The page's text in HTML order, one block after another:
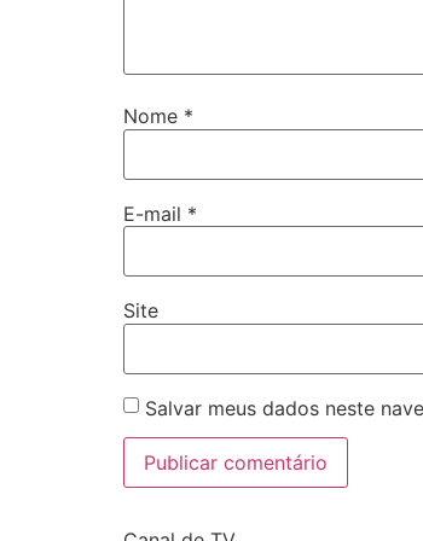
Nome *
E-mail *
Site
Salvar meus dados neste